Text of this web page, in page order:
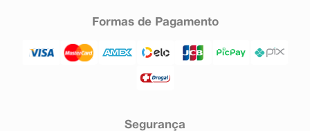
Formas de Pagamento
Segurança